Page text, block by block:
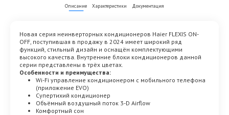
Описание Характеристики Документация
Новая серия неинверторных кондиционеров Haier FLEXIS ON-
OFF, поступившая в продажу в 2024 имеет широкий ряд
функций, стильный дизайн и оснащён комплектующими
высокого качества. Внутренние блоки кондиционеров данной
серии представлены в трёх цветах.
Особенности и преимущества:
Wi-Fi управление кондиционером с мобильного телефона
(приложение EVO)
Супертихий кондиционер
Объёмный воздушный поток 3-D Airflow
Комфортный сон